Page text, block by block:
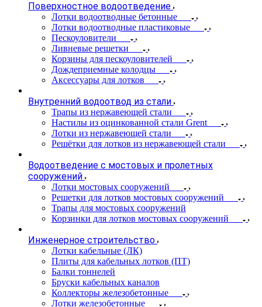
Поверхностное водоотведение
Лотки водоотводные бетонные
Лотки водоотводные пластиковые
Пескоуловители
Ливневые решетки
Корзины для пескоуловителей
Дождеприемные колодцы
Аксессуары для лотков
Внутренний водоотвод из стали
Трапы из нержавеющей стали
Настилы из оцинкованной стали Grent
Лотки из нержавеющей стали
Решётки для лотков из нержавеющей стали
Водоотведение с мостовых и пролетных
сооружений
Лотки мостовых сооружений
Решетки для лотков мостовых сооружений
Трапы для мостовых сооружений
Корзинки для лотков мостовых сооружений
Инженерное строительство
Лотки кабельные (ЛК)
Плиты для кабельных лотков (ПТ)
Балки тоннелей
Бруски кабельных каналов
Коллекторы железобетонные
Лотки железобетонные